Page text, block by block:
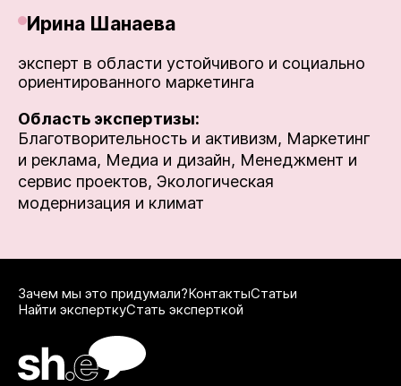
Ирина Шанаева
эксперт в области устойчивого и социально
ориентированного маркетинга
Область экспертизы:
Благотворительность и активизм, Маркетинг
и реклама, Медиа и дизайн, Менеджмент и
сервис проектов, Экологическая
модернизация и климат
Зачем мы это придумали?КонтактыСтатьи
Найти эксперткуСтать эксперткой